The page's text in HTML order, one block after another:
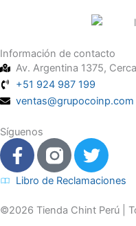
Información de contacto
Av. Argentina 1375,
+51 924 987 199
ventas@grupocoinp.com
Síguenos
F
a
c
b
T
w
i
t
Libro de Reclamaciones
©2026 Tienda Chint Perú |